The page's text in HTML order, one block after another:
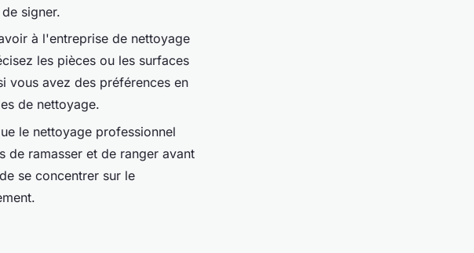
signer.
à l'entreprise de nettoyage
les pièces ou les surfaces
vous avez des préférences en
de nettoyage.
le nettoyage professionnel
de ramasser et de ranger avant
se concentrer sur le